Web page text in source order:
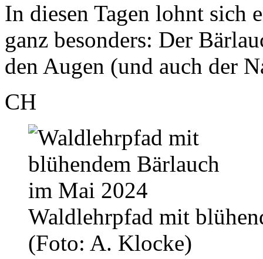
In diesen Tagen lohnt sich
ganz besonders: Der
den Augen (und auch der
CH
Waldlehrpfad mit
(Foto: A. Klocke)